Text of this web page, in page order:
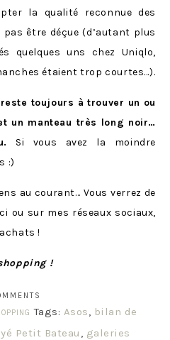
la qualité reconnue des
pas être déçue (d’autant plus
quelques uns chez Uniqlo,
étaient trop courtes…).
toujours à trouver un ou
un manteau très long noir…
Si vous avez la moindre
:)
au courant… Vous verrez de
ou sur mes réseaux sociaux,
!
!
Tags: Asos, bilan de
Petit Bateau , galeries